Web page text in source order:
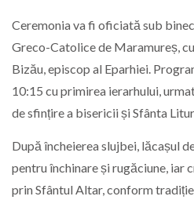
Ceremonia va fi oficiată sub
Greco-Catolice de Maramureș,
Bizău, episcop al Eparhiei.
10:15 cu primirea ierarhului,
de sfințire a bisericii și Sfânta
După încheierea slujbei, lăcașul
pentru închinare și rugăciune, iar
prin Sfântul Altar, conform